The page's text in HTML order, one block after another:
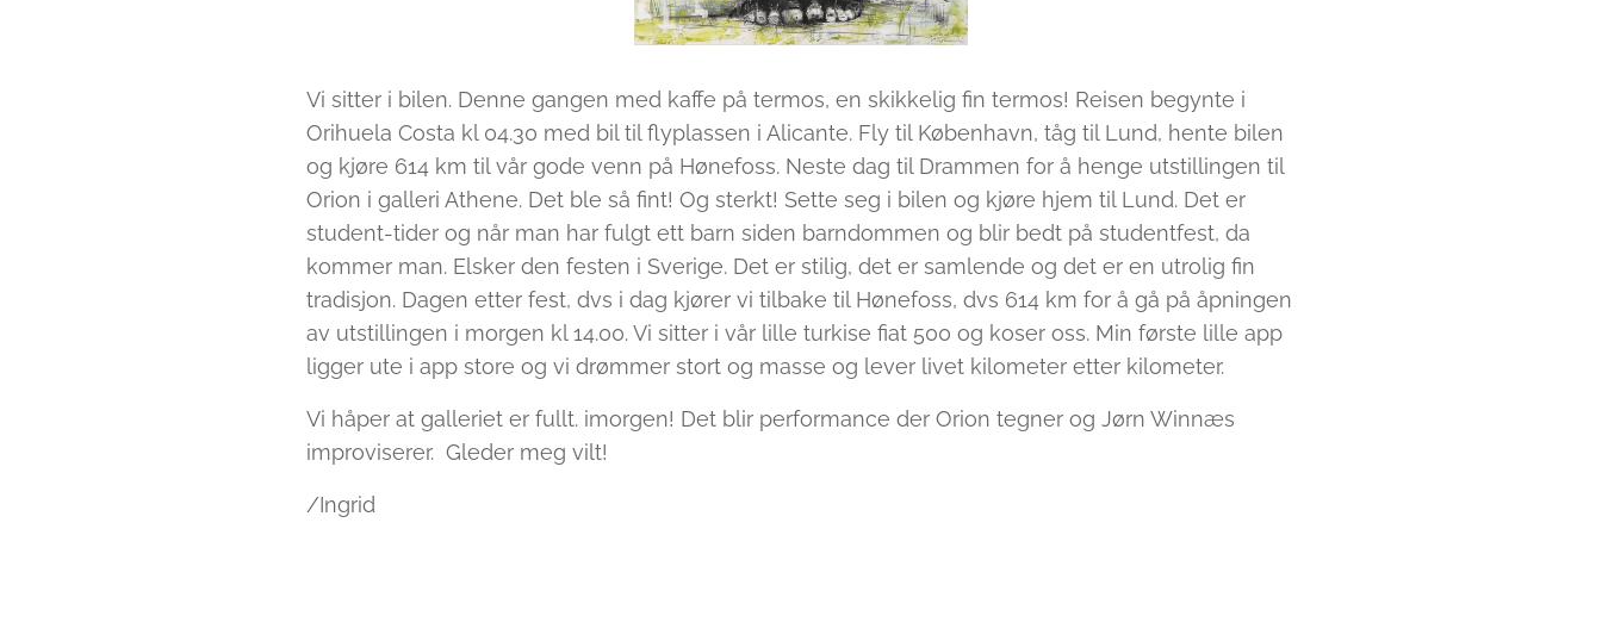
Vi sitter i bilen. Denne gangen med kaffe på termos, en skikkelig fin termos! Reisen begynte i
Orihuela Costa kl 04.30 med bil til flyplassen i Alicante. Fly til København, tåg til Lund, hente bilen
og kjøre 614 km til vår gode venn på Hønefoss. Neste dag til Drammen for å henge utstillingen til
Orion i galleri Athene. Det ble så fint! Og sterkt! Sette seg i bilen og kjøre hjem til Lund. Det er
student-tider og når man har fulgt ett barn siden barndommen og blir bedt på studentfest, da
kommer man. Elsker den festen i Sverige. Det er stilig, det er samlende og det er en utrolig fin
tradisjon. Dagen etter fest, dvs i dag kjører vi tilbake til Hønefoss, dvs 614 km for å gå på åpningen
av utstillingen i morgen kl 14.00. Vi sitter i vår lille turkise fiat 500 og koser oss. Min første lille app
ligger ute i app store og vi drømmer stort og masse og lever livet kilometer etter kilometer.
Vi håper at galleriet er fullt. imorgen! Det blir performance der Orion tegner og Jørn Winnæs
improviserer. Gleder meg vilt!
/Ingrid